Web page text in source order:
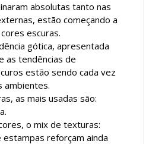
absolutas tanto nas
estão começando a
escuras.
gótica, apresentada
as tendências de
estão sendo cada vez
ambientes.
as mais usadas são:
o mix de texturas:
reforçam ainda